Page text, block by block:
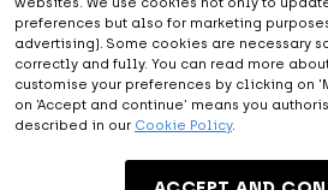
preferences but also for marketing
advertising). Some cookies are necessary
correctly and fully. You can read more
customise your preferences by clicking on
on ‘Accept and continue’ means you
described in our Cookie Policy.
wensen voor het eerste
Hazes
“Het was een feest met
binnenkomst de handen